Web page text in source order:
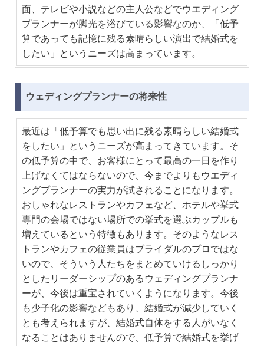
面、テレビや小説などの主人公などでウエディング
プランナーが脚光を浴びている影響なのか、「低予
算であっても記憶に残る素晴らしい演出で結婚式を
したい」というニーズは高まっています。
ウェディングプランナーの将来性
最近は「低予算でも思い出に残る素晴らしい結婚式
をしたい」というニーズが高まってきています。そ
の低予算の中で、お客様にとって最高の一日を作り
上げなくてはならないので、今までよりもウエディ
ングプランナーの実力が試されることになります。
おしゃれなレストランやカフェなど、ホテルや挙式
専門の会場ではない場所での挙式を選ぶカップルも
増えているという特徴もあります。そのようなレス
トランやカフェの従業員はブライダルのプロではな
いので、そういう人たちをまとめていけるしっかり
としたリーダーシップのあるウェディングプランナ
ーが、今後は重宝されていくようになります。今後
も少子化の影響などもあり、結婚式が減少していく
とも考えられますが、結婚式自体をする人がいなく
なることはありませんので、低予算で結婚式を挙げ